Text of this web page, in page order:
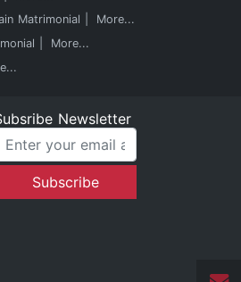
Matrimonial
More...
More...
Newsletter